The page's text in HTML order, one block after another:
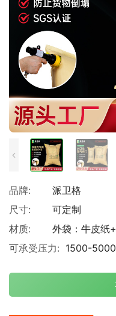
品牌:
派卫格
尺寸:
可定制
材质:
外袋：牛皮纸
可承受压力: 1500-